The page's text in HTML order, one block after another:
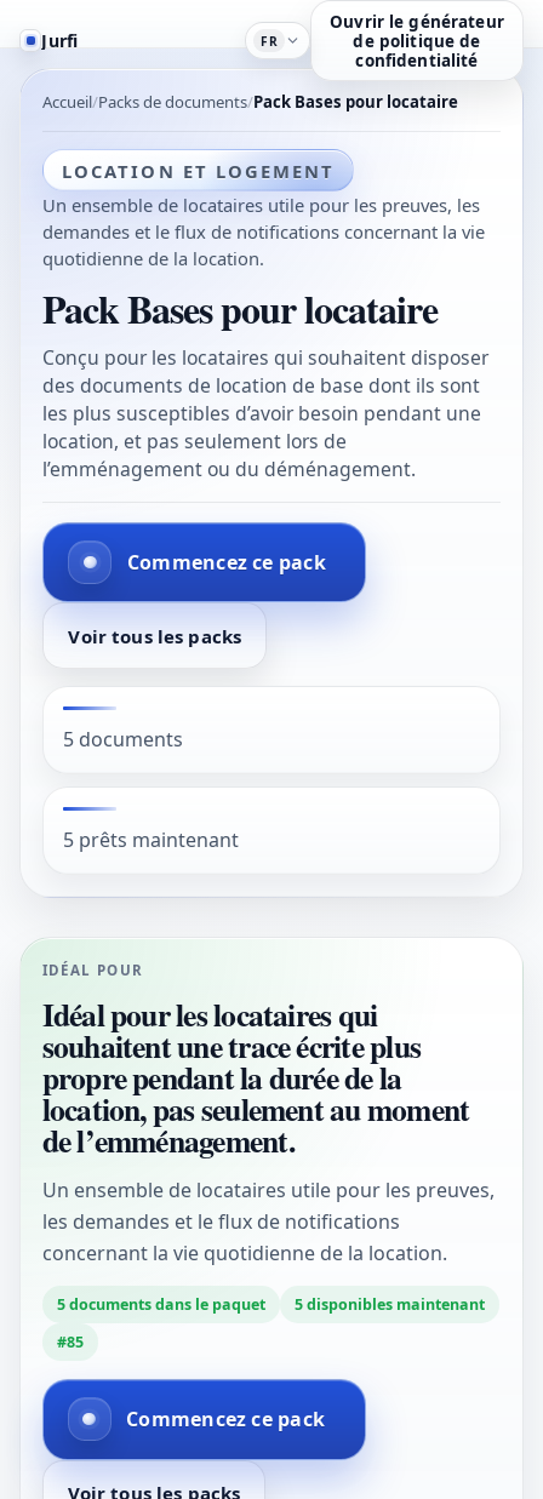
Jurfi FR
Ouvrir le générateur
de politique de
confidentialité
Accueil Packs de documents Pack Bases pour locataire
LOCATION ET LOGEMENT
Un ensemble de locataires utile pour les preuves, les
demandes et le flux de notifications concernant la vie
quotidienne de la location.
Pack Bases pour locataire
Conçu pour les locataires qui souhaitent disposer
des documents de location de base dont ils sont
les plus susceptibles d’avoir besoin pendant une
location, et pas seulement lors de
l’emménagement ou du déménagement.
Commencez ce pack
Voir tous les packs
5 documents
5 prêts maintenant
IDÉAL POUR
Idéal pour les locataires qui
souhaitent une trace écrite plus
propre pendant la durée de la
location, pas seulement au moment
de l’emménagement.
Un ensemble de locataires utile pour les preuves,
les demandes et le flux de notifications
concernant la vie quotidienne de la location.
5documents dans le paquet 5disponibles maintenant
#85
Commencez ce pack
Voir tous les packs